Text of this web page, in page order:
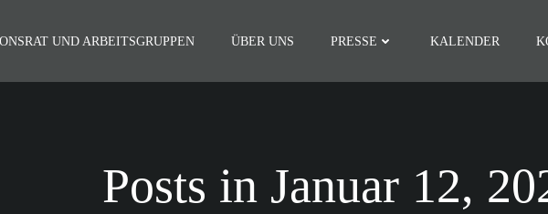
UND ARBEITSGRUPPEN ÜBER UNS PRESSE KALENDER
Posts in Januar 12,